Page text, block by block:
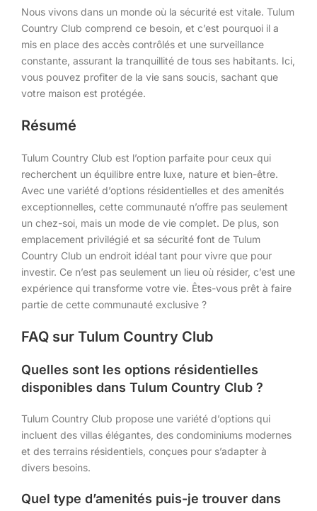
Nous vivons dans un monde où la sécurité est vitale. Tulum
Country Club comprend ce besoin, et c’est pourquoi il a
mis en place des accès contrôlés et une surveillance
constante, assurant la tranquillité de tous ses habitants. Ici,
vous pouvez profiter de la vie sans soucis, sachant que
votre maison est protégée.
Résumé
Tulum Country Club est l’option parfaite pour ceux qui
recherchent un équilibre entre luxe, nature et bien-être.
Avec une variété d’options résidentielles et des amenités
exceptionnelles, cette communauté n’offre pas seulement
un chez-soi, mais un mode de vie complet. De plus, son
emplacement privilégié et sa sécurité font de Tulum
Country Club un endroit idéal tant pour vivre que pour
investir. Ce n’est pas seulement un lieu où résider, c’est une
expérience qui transforme votre vie. Êtes-vous prêt à faire
partie de cette communauté exclusive ?
FAQ sur Tulum Country Club
Quelles sont les options résidentielles
disponibles dans Tulum Country Club ?
Tulum Country Club propose une variété d’options qui
incluent des villas élégantes, des condominiums modernes
et des terrains résidentiels, conçues pour s’adapter à
divers besoins.
Quel type d’amenités puis-je trouver dans